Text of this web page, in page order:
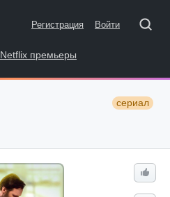
Регистрация Войти
Netflix премьеры
сериал